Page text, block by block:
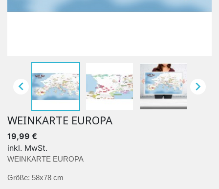
 
WEINKARTE EUROPA
19,99 €
inkl. MwSt.
WEINKARTE EUROPA
Größe: 58x78 cm